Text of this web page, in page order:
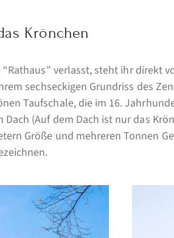
Krönchen
verlasst, steht ihr direkt
sechseckigen Grundriss des
Taufschale, die im 16.
(Auf dem Dach ist nur das
Größe und mehreren Tonnen